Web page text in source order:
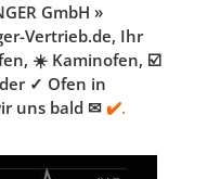
GmbH »
Vertrieb.de, Ihr
☀️ Kaminofen, ☑️
✓ Ofen in
uns bald ✉ ✔️.